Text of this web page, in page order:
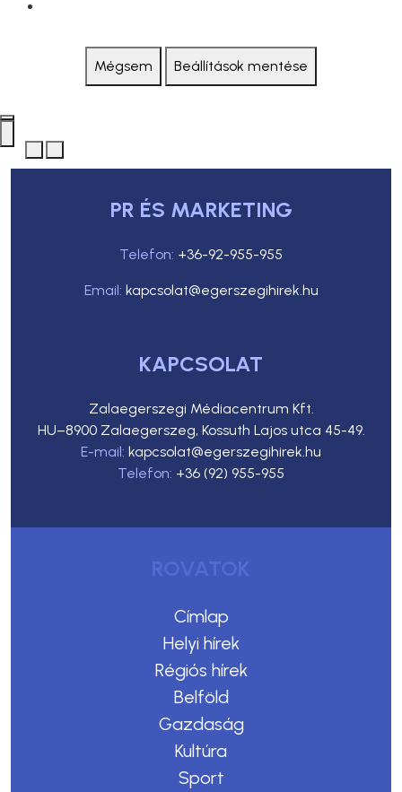
Mégsem Beállítások mentése
PR ÉS MARKETING
Telefon: +36-92-955-955
Email: kapcsolat@egerszegihirek.hu
KAPCSOLAT
Zalaegerszegi Médiacentrum Kft.
HU–8900 Zalaegerszeg, Kossuth Lajos utca 45-49.
E-mail: kapcsolat@egerszegihirek.hu
Telefon: +36 (92) 955-955
ROVATOK
Címlap
Helyi hírek
Régiós hírek
Belföld
Gazdaság
Kultúra
Sport